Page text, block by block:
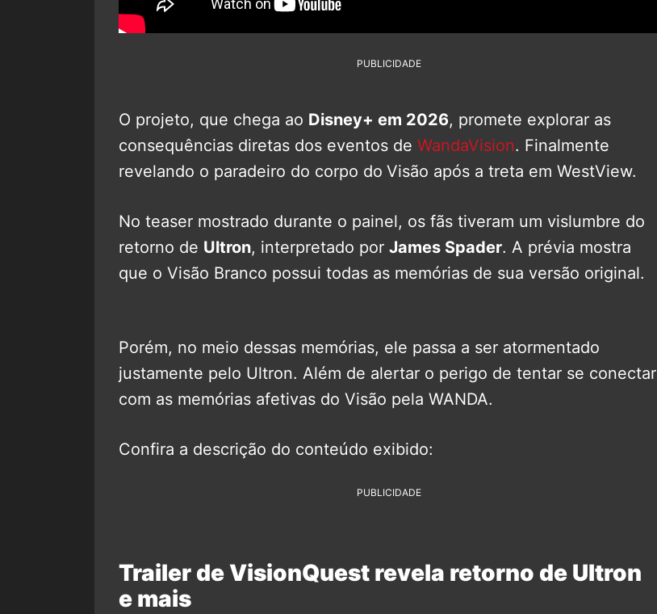
PUBLICIDADE
O projeto, que chega ao Disney+ em 2026, promete explorar as
consequências diretas dos eventos de WandaVision. Finalmente
revelando o paradeiro do corpo do Visão após a treta em WestView.
No teaser mostrado durante o painel, os fãs tiveram um vislumbre do
retorno de Ultron, interpretado por James Spader. A prévia mostra
que o Visão Branco possui todas as memórias de sua versão original.
Porém, no meio dessas memórias, ele passa a ser atormentado
justamente pelo Ultron. Além de alertar o perigo de tentar se conectar
com as memórias afetivas do Visão pela WANDA.
Confira a descrição do conteúdo exibido:
PUBLICIDADE
Trailer de VisionQuest revela retorno de Ultron
e mais